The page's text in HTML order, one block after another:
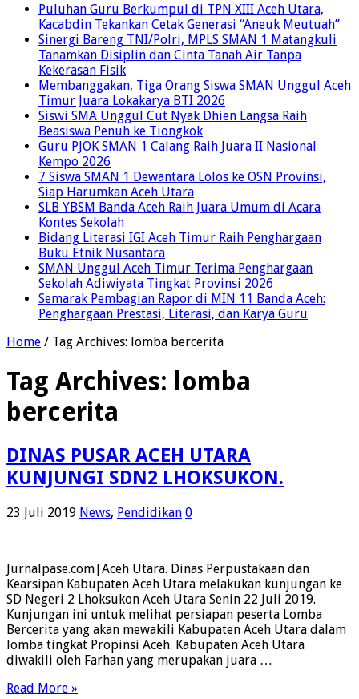
Puluhan Guru Berkumpul di TPN XIII Aceh Utara,
Kacabdin Tekankan Cetak Generasi “Aneuk Meutuah”
Sinergi Bareng TNI/Polri, MPLS SMAN 1 Matangkuli
Tanamkan Disiplin dan Cinta Tanah Air Tanpa
Kekerasan Fisik
Membanggakan, Tiga Orang Siswa SMAN Unggul Aceh
Timur Juara Lokakarya BTI 2026
Siswi SMA Unggul Cut Nyak Dhien Langsa Raih
Beasiswa Penuh ke Tiongkok
Guru PJOK SMAN 1 Calang Raih Juara II Nasional
Kempo 2026
7 Siswa SMAN 1 Dewantara Lolos ke OSN Provinsi,
Siap Harumkan Aceh Utara
SLB YBSM Banda Aceh Raih Juara Umum di Acara
Kontes Sekolah
Bidang Literasi IGI Aceh Timur Raih Penghargaan
Buku Etnik Nusantara
SMAN Unggul Aceh Timur Terima Penghargaan
Sekolah Adiwiyata Tingkat Provinsi 2026
Semarak Pembagian Rapor di MIN 11 Banda Aceh:
Penghargaan Prestasi, Literasi, dan Karya Guru
Home / Tag Archives: lomba bercerita
Tag Archives: lomba
bercerita
DINAS PUSAR ACEH UTARA
KUNJUNGI SDN2 LHOKSUKON.
23 Juli 2019 News, Pendidikan 0
Jurnalpase.com|Aceh Utara. Dinas Perpustakaan dan
Kearsipan Kabupaten Aceh Utara melakukan kunjungan ke
SD Negeri 2 Lhoksukon Aceh Utara Senin 22 Juli 2019.
Kunjungan ini untuk melihat persiapan peserta Lomba
Bercerita yang akan mewakili Kabupaten Aceh Utara dalam
lomba tingkat Propinsi Aceh. Kabupaten Aceh Utara
diwakili oleh Farhan yang merupakan juara …
Read More »